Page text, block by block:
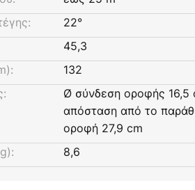
22°
45,3
132
Ø σύνδεση οροφής 16,5
απόσταση από το
οροφή 27,9 cm
8,6